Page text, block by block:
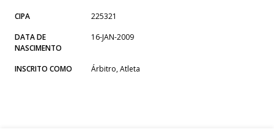
CIPA
225321
DATA DE
NASCIMENTO
16-JAN-2009
INSCRITO COMO Árbitro, Atleta